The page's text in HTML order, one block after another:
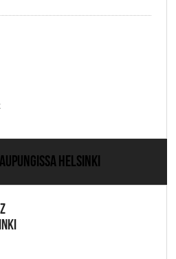
HELSINKI